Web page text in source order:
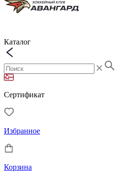
Каталог
Сертификат
Избранное
Корзина